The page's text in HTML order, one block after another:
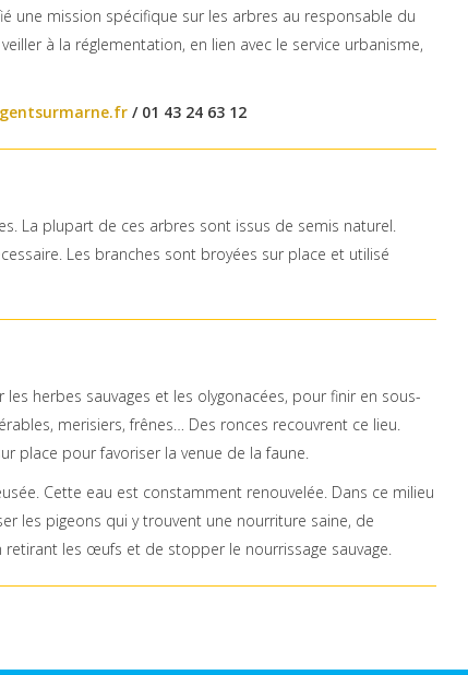
une mission spécifique sur les arbres au responsable du
à la réglementation, en lien avec le service urbanisme,
/ 01 43 24 63 12
La plupart de ces arbres sont issus de semis naturel.
Les branches sont broyées sur place et utilisé
herbes sauvages et les olygonacées, pour finir en sous-
merisiers, frênes… Des ronces recouvrent ce lieu.
place pour favoriser la venue de la faune.
Cette eau est constamment renouvelée. Dans ce milieu
les pigeons qui y trouvent une nourriture saine, de
les œufs et de stopper le nourrissage sauvage.